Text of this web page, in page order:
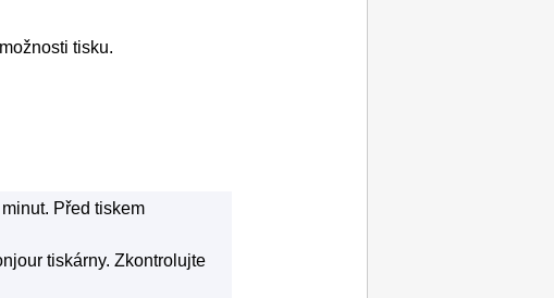
tisku.
Před tiskem
tiskárny. Zkontrolujte